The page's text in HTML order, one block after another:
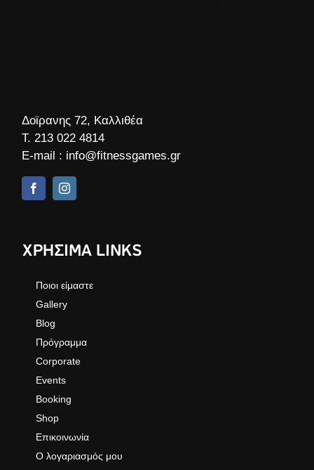
Δοϊρανης 72, Καλλιθέα
Τ.213 022 4814
E-mail : info@fitnessgames.gr
ΧΡΗΣΙΜΑ LINKS
Ποιοι είμαστε
Gallery
Blog
Πρόγραμμα
Corporate
Events
Booking
Shop
Επικοινωνία
Ο λογαριασμός μου